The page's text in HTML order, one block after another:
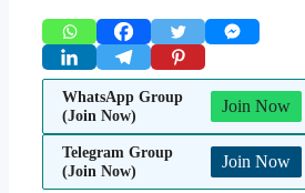
WhatsApp Group
(Join Now)
Join Now
Telegram Group
(Join Now)
Join Now